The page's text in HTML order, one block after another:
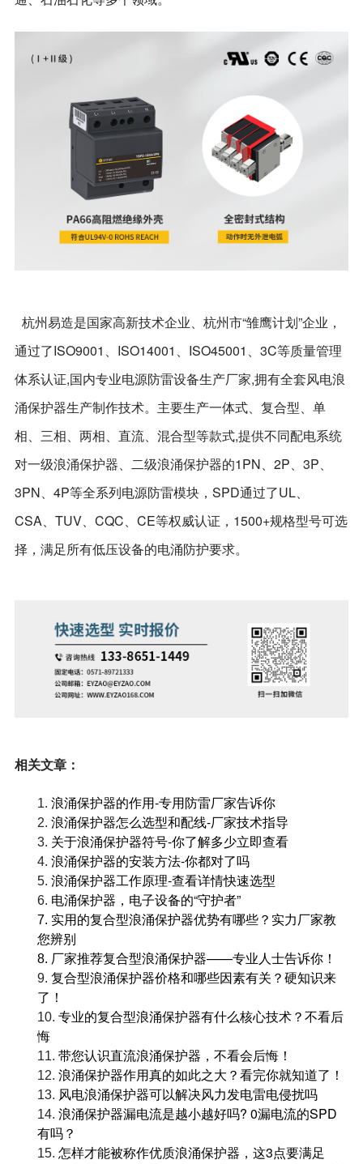
杭州易造是国家高新技术企业、杭州市“雏鹰计划”企业，
通过了ISO9001、ISO14001、ISO45001、3C等质量管理
体系认证,国内专业电源防雷设备生产厂家,拥有全套风电浪
涌保护器生产制作技术。主要生产一体式、复合型、单
相、三相、两相、直流、混合型等款式,提供不同配电系统
对一级浪涌保护器、二级浪涌保护器的1PN、2P、3P、
3PN、4P等全系列电源防雷模块，SPD通过了UL、
CSA、TUV、CQC、CE等权威认证，1500+规格型号可选
择，满足所有低压设备的电涌防护要求。
相关文章：
1. 浪涌保护器的作用-专用防雷厂家告诉你
2. 浪涌保护器怎么选型和配线-厂家技术指导
3. 关于浪涌保护器符号-你了解多少立即查看
4. 浪涌保护器的安装方法-你都对了吗
5. 浪涌保护器工作原理-查看详情快速选型
6. 电涌保护器，电子设备的“守护者”
7. 实用的复合型浪涌保护器优势有哪些？实力厂家教
您辨别
8. 厂家推荐复合型浪涌保护器——专业人士告诉你！
9. 复合型浪涌保护器价格和哪些因素有关？硬知识来
了！
10. 专业的复合型浪涌保护器有什么核心技术？不看后
悔
11. 带您认识直流浪涌保护器，不看会后悔！
12. 浪涌保护器作用真的如此之大？看完你就知道了！
13. 风电浪涌保护器可以解决风力发电雷电侵扰吗
14. 浪涌保护器漏电流是越小越好吗? 0漏电流的SPD
有吗？
15. 怎样才能被称作优质浪涌保护器，这3点要满足